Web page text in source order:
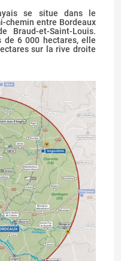
se situe dans le
chemin entre Bordeaux
Braud-et-Saint-Louis.
de 6 000 hectares, elle
sur la rive droite